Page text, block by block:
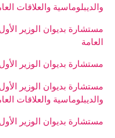
والديبلوماسية والعلاقات
مستشارة بديوان الوزير
العامة
مستشارة بديوان الوزير
مستشارة بديوان الوزير
والديبلوماسية والعلاقات
مستشارة بديوان الوزير